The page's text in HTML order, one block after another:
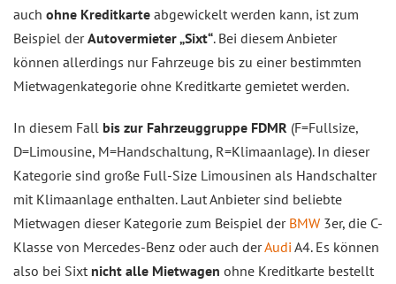
auch ohne Kreditkarte abgewickelt werden kann, ist zum
Beispiel derAutovermieter „Sixt“. Bei diesem Anbieter
können allerdings nur Fahrzeuge bis zu einer bestimmten
Mietwagenkategorie ohne Kreditkarte gemietet werden.
In diesem Fall bis zur Fahrzeuggruppe FDMR (F=Fullsize,
D=Limousine, M=Handschaltung, R=Klimaanlage). In dieser
Kategorie sind große Full-Size Limousinen als Handschalter
mit Klimaanlage enthalten. Laut Anbieter sind beliebte
Mietwagen dieser Kategorie zum Beispiel der BMW 3er, die C-
Klasse von Mercedes-Benz oder auch derAudi A4. Es können
also bei Sixt nicht alle Mietwagen ohne Kreditkarte bestellt